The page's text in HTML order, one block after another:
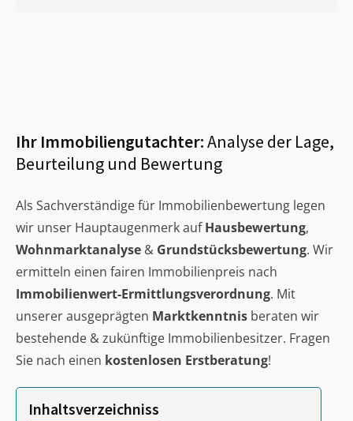
Ihr Immobiliengutachter:Analyse der Lage,
Beurteilung und Bewertung
Als Sachverständige für Immobilienbewertung legen
wir unser Hauptaugenmerk aufHausbewertung,
Wohnmarktanalyse & Grundstücksbewertung. Wir
ermitteln einen fairen Immobilienpreis nach
Immobilienwert-Ermittlungsverordnung. Mit
unserer ausgeprägten Marktkenntnis beraten wir
bestehende & zukünftige Immobilienbesitzer. Fragen
Sie nach einen kostenlosen Erstberatung!
Inhaltsverzeichniss